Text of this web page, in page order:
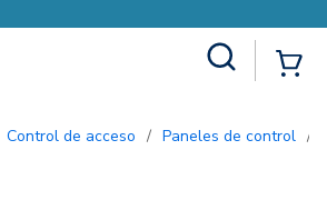
Control de acceso / Paneles de control /